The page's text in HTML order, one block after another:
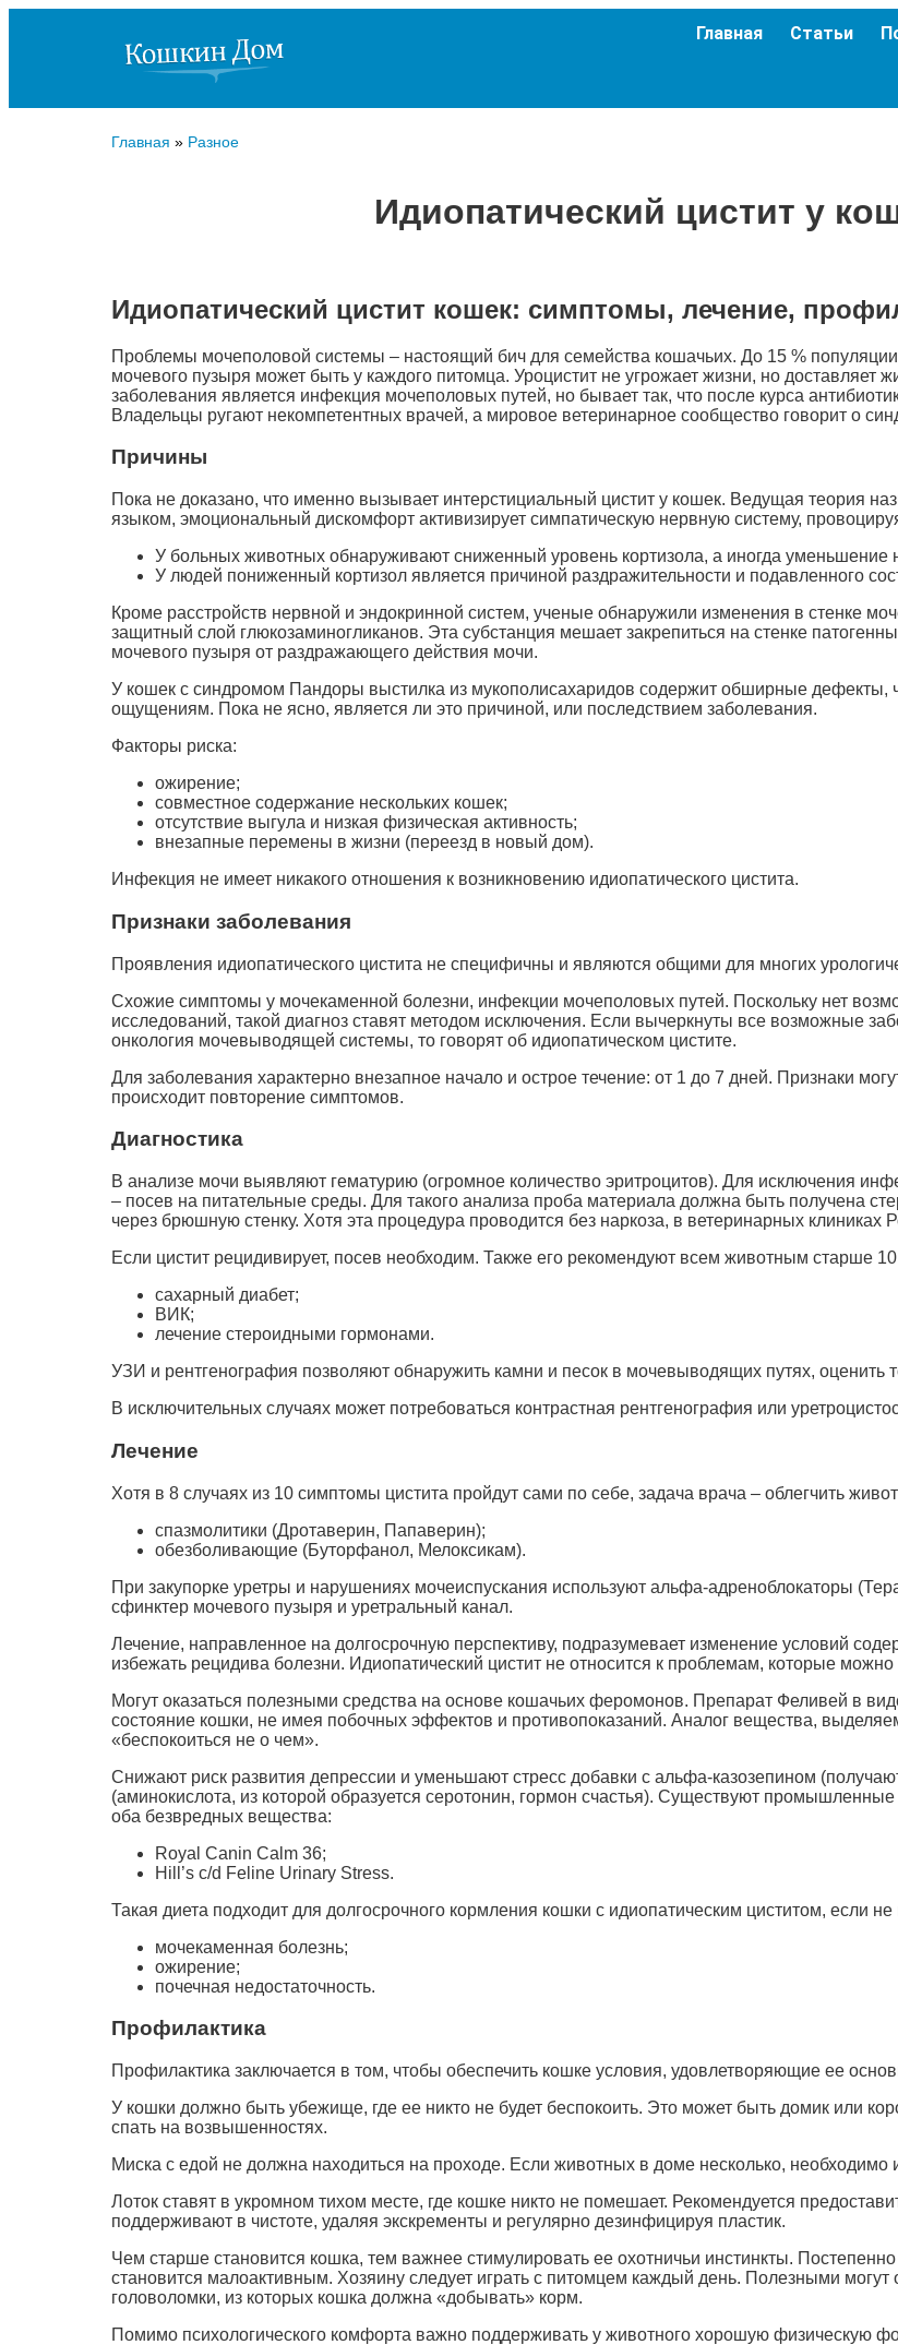
Главная Статьи
Главная » Разное
Идиопатический цистит у
Идиопатический цистит кошек: симптомы, лечение,
Проблемы мочеполовой системы – настоящий бич для семейства кошачьих. До 15 %
мочевого пузыря может быть у каждого питомца. Уроцистит не угрожает жизни, но доставляет
заболевания является инфекция мочеполовых путей, но бывает так, что после курса
Владельцы ругают некомпетентных врачей, а мировое ветеринарное сообщество говорит о
Причины
Пока не доказано, что именно вызывает интерстициальный цистит у кошек. Ведущая теория
языком, эмоциональный дискомфорт активизирует симпатическую нервную систему,
У больных животных обнаруживают сниженный уровень кортизола, а иногда
У людей пониженный кортизол является причиной раздражительности и подавленного
Кроме расстройств нервной и эндокринной систем, ученые обнаружили изменения в стенке
защитный слой глюкозаминогликанов. Эта субстанция мешает закрепиться на стенке
мочевого пузыря от раздражающего действия мочи.
У кошек с синдромом Пандоры выстилка из мукополисахаридов содержит обширные дефекты,
ощущениям. Пока не ясно, является ли это причиной, или последствием заболевания.
Факторы риска:
ожирение;
совместное содержание нескольких кошек;
отсутствие выгула и низкая физическая активность;
внезапные перемены в жизни (переезд в новый дом).
Инфекция не имеет никакого отношения к возникновению идиопатического цистита.
Признаки заболевания
Проявления идиопатического цистита не специфичны и являются общими для многих
Схожие симптомы у мочекаменной болезни, инфекции мочеполовых путей. Поскольку нет
исследований, такой диагноз ставят методом исключения. Если вычеркнуты все возможные
онкология мочевыводящей системы, то говорят об идиопатическом цистите.
Для заболевания характерно внезапное начало и острое течение: от 1 до 7 дней. Признаки
происходит повторение симптомов.
Диагностика
В анализе мочи выявляют гематурию (огромное количество эритроцитов). Для исключения
– посев на питательные среды. Для такого анализа проба материала должна быть получена
через брюшную стенку. Хотя эта процедура проводится без наркоза, в ветеринарных клиниках
Если цистит рецидивирует, посев необходим. Также его рекомендуют всем животным старше
сахарный диабет;
ВИК;
лечение стероидными гормонами.
УЗИ и рентгенография позволяют обнаружить камни и песок в мочевыводящих путях, оценить
В исключительных случаях может потребоваться контрастная рентгенография или
Лечение
Хотя в 8 случаях из 10 симптомы цистита пройдут сами по себе, задача врача – облегчить
спазмолитики (Дротаверин, Папаверин);
обезболивающие (Буторфанол, Мелоксикам).
При закупорке уретры и нарушениях мочеиспускания используют альфа-адреноблокаторы
сфинктер мочевого пузыря и уретральный канал.
Лечение, направленное на долгосрочную перспективу, подразумевает изменение условий
избежать рецидива болезни. Идиопатический цистит не относится к проблемам, которые
Могут оказаться полезными средства на основе кошачьих феромонов. Препарат Феливей в
состояние кошки, не имея побочных эффектов и противопоказаний. Аналог вещества,
«беспокоиться не о чем».
Снижают риск развития депрессии и уменьшают стресс добавки с альфа-казозепином
(аминокислота, из которой образуется серотонин, гормон счастья). Существуют
оба безвредных вещества:
Royal Canin Calm 36;
Hill’s c/d Feline Urinary Stress.
Такая диета подходит для долгосрочного кормления кошки с идиопатическим циститом, если
мочекаменная болезнь;
ожирение;
почечная недостаточность.
Профилактика
Профилактика заключается в том, чтобы обеспечить кошке условия, удовлетворяющие ее
У кошки должно быть убежище, где ее никто не будет беспокоить. Это может быть домик или
спать на возвышенностях.
Миска с едой не должна находиться на проходе. Если животных в доме несколько, необходимо
Лоток ставят в укромном тихом месте, где кошке никто не помешает. Рекомендуется
поддерживают в чистоте, удаляя экскременты и регулярно дезинфицируя пластик.
Чем старше становится кошка, тем важнее стимулировать ее охотничьи инстинкты.
становится малоактивным. Хозяину следует играть с питомцем каждый день. Полезными могут
головоломки, из которых кошка должна «добывать» корм.
Помимо психологического комфорта важно поддерживать у животного хорошую физическую